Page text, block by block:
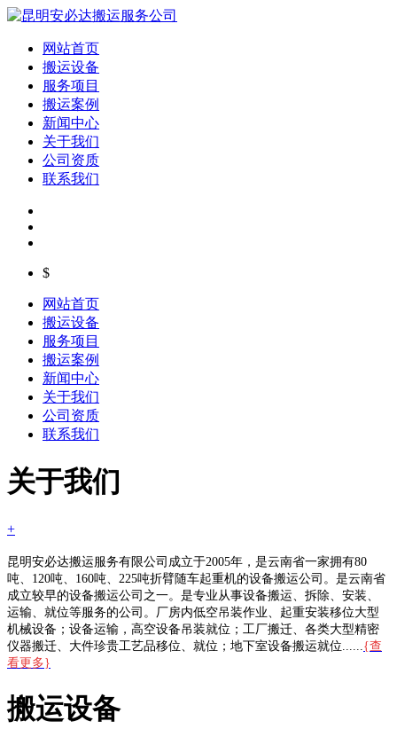
网站首页
搬运设备
服务项目
搬运案例
新闻中心
关于我们
公司资质
联系我们
$
网站首页
搬运设备
服务项目
搬运案例
新闻中心
关于我们
公司资质
联系我们
关于我们
+
昆明安必达搬运服务有限公司成立于2005年，是云南省一家拥有80
吨、120吨、160吨、225吨折臂随车起重机的设备搬运公司。是云南省
成立较早的设备搬运公司之一。是专业从事设备搬运、拆除、安装、
运输、就位等服务的公司。厂房内低空吊装作业、起重安装移位大型
机械设备；设备运输，高空设备吊装就位；工厂搬迁、各类大型精密
仪器搬迁、大件珍贵工艺品移位、就位；地下室设备搬运就位...... {查
看更多}
搬运设备